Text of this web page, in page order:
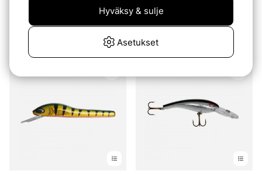
4.6 5:sta tähdestä
Westin Jätte Deal
Zalt DUO
€17.90
Asetukset
Hyväksy & sulje